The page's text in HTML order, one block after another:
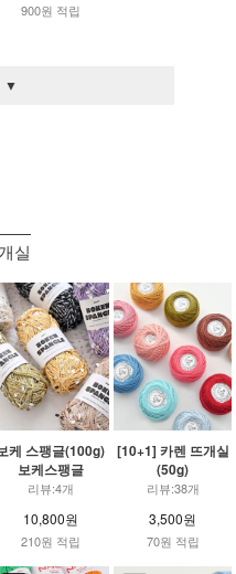
900원 적립
▼
실
케 스팽글(100g)
보케스팽글
리뷰:4개
10,800원
210원 적립
[10+1] 카렌 뜨개실
(50g)
리뷰:38개
3,500원
70원 적립